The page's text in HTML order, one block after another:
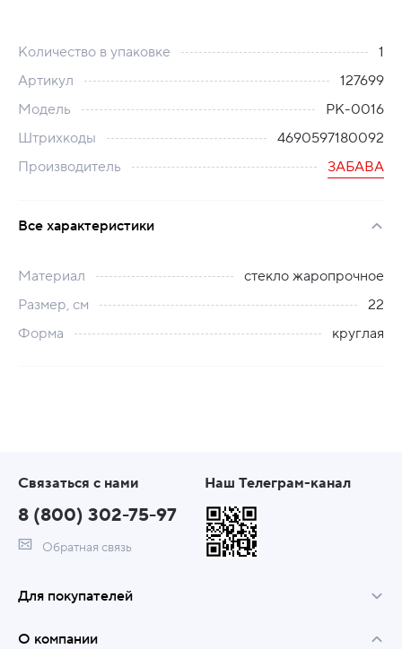
Количество в упаковке
1
Артикул
127699
Модель
РК-0016
Штрихкоды
4690597180092
Производитель
ЗАБАВА
Все характеристики
Материал
стекло жаропрочное
Размер, см
22
Форма
круглая
Связаться с нами
8 (800) 302-75-97
Обратная связь
Наш Телеграм-канал
Для покупателей
О компании